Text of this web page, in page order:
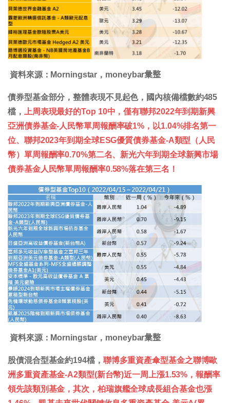
資料來源：Morningstar，moneybar𢑥整
債券型基金部分，整體表現不見起色，國內核備檔數約485
檔，
上周表現最好的Top 10中，僅有聯邦2022年到期新興
亞洲債券基金-人民幣單周報酬率破1%，以1.04%排名第一
位、聯邦2023年到期全球ESG優質債券基金-A類型（人民
幣）單周報酬率0.70%第二名、新光六年到期全球新興市場
債券基金人民幣單周報酬率0.58%落在第三名！
資料來源：Morningstar，moneybar𢑥整
股債混合型基金約194檔， 聯博多重資產傘型基金之聯博歐
洲多重資產基金-A2類型(新台幣)近一周上漲1.53%，報酬率
領先該類別基金，其次，柏瑞旗艦全球成長組合基金也漲